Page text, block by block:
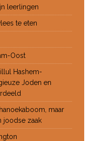
leerlingen
te eten
Oost
Hashem-
Joden en
maar
joodse zaak